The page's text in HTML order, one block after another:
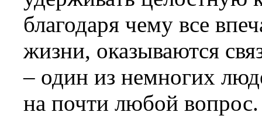
благодаря чему все
жизни, оказываются
– один из немногих
на почти любой